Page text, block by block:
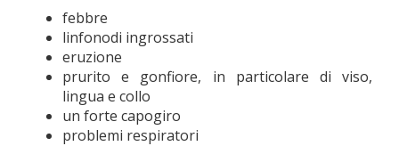
febbre
linfonodi ingrossati
eruzione
prurito e gonfiore, in particolare di viso,
lingua e collo
un forte capogiro
problemi respiratori